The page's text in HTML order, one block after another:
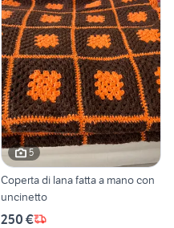
5
Coperta di lana fatta a mano con
uncinetto
250 €